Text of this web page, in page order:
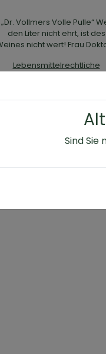
Sind Sie
„Dr. Vollmers Volle Pulle“
den Liter nicht ehrt, ist des
nicht wert! Frau
Lebensmittelrechtliche
1 l
8.50